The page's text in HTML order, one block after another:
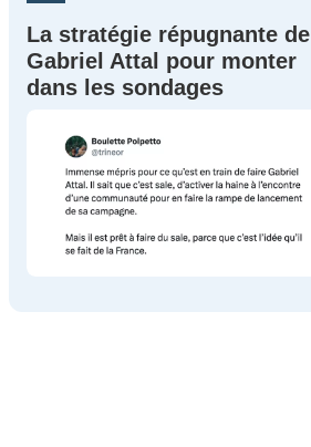
La stratégie répugnante de
Gabriel Attal pour monter
dans les sondages